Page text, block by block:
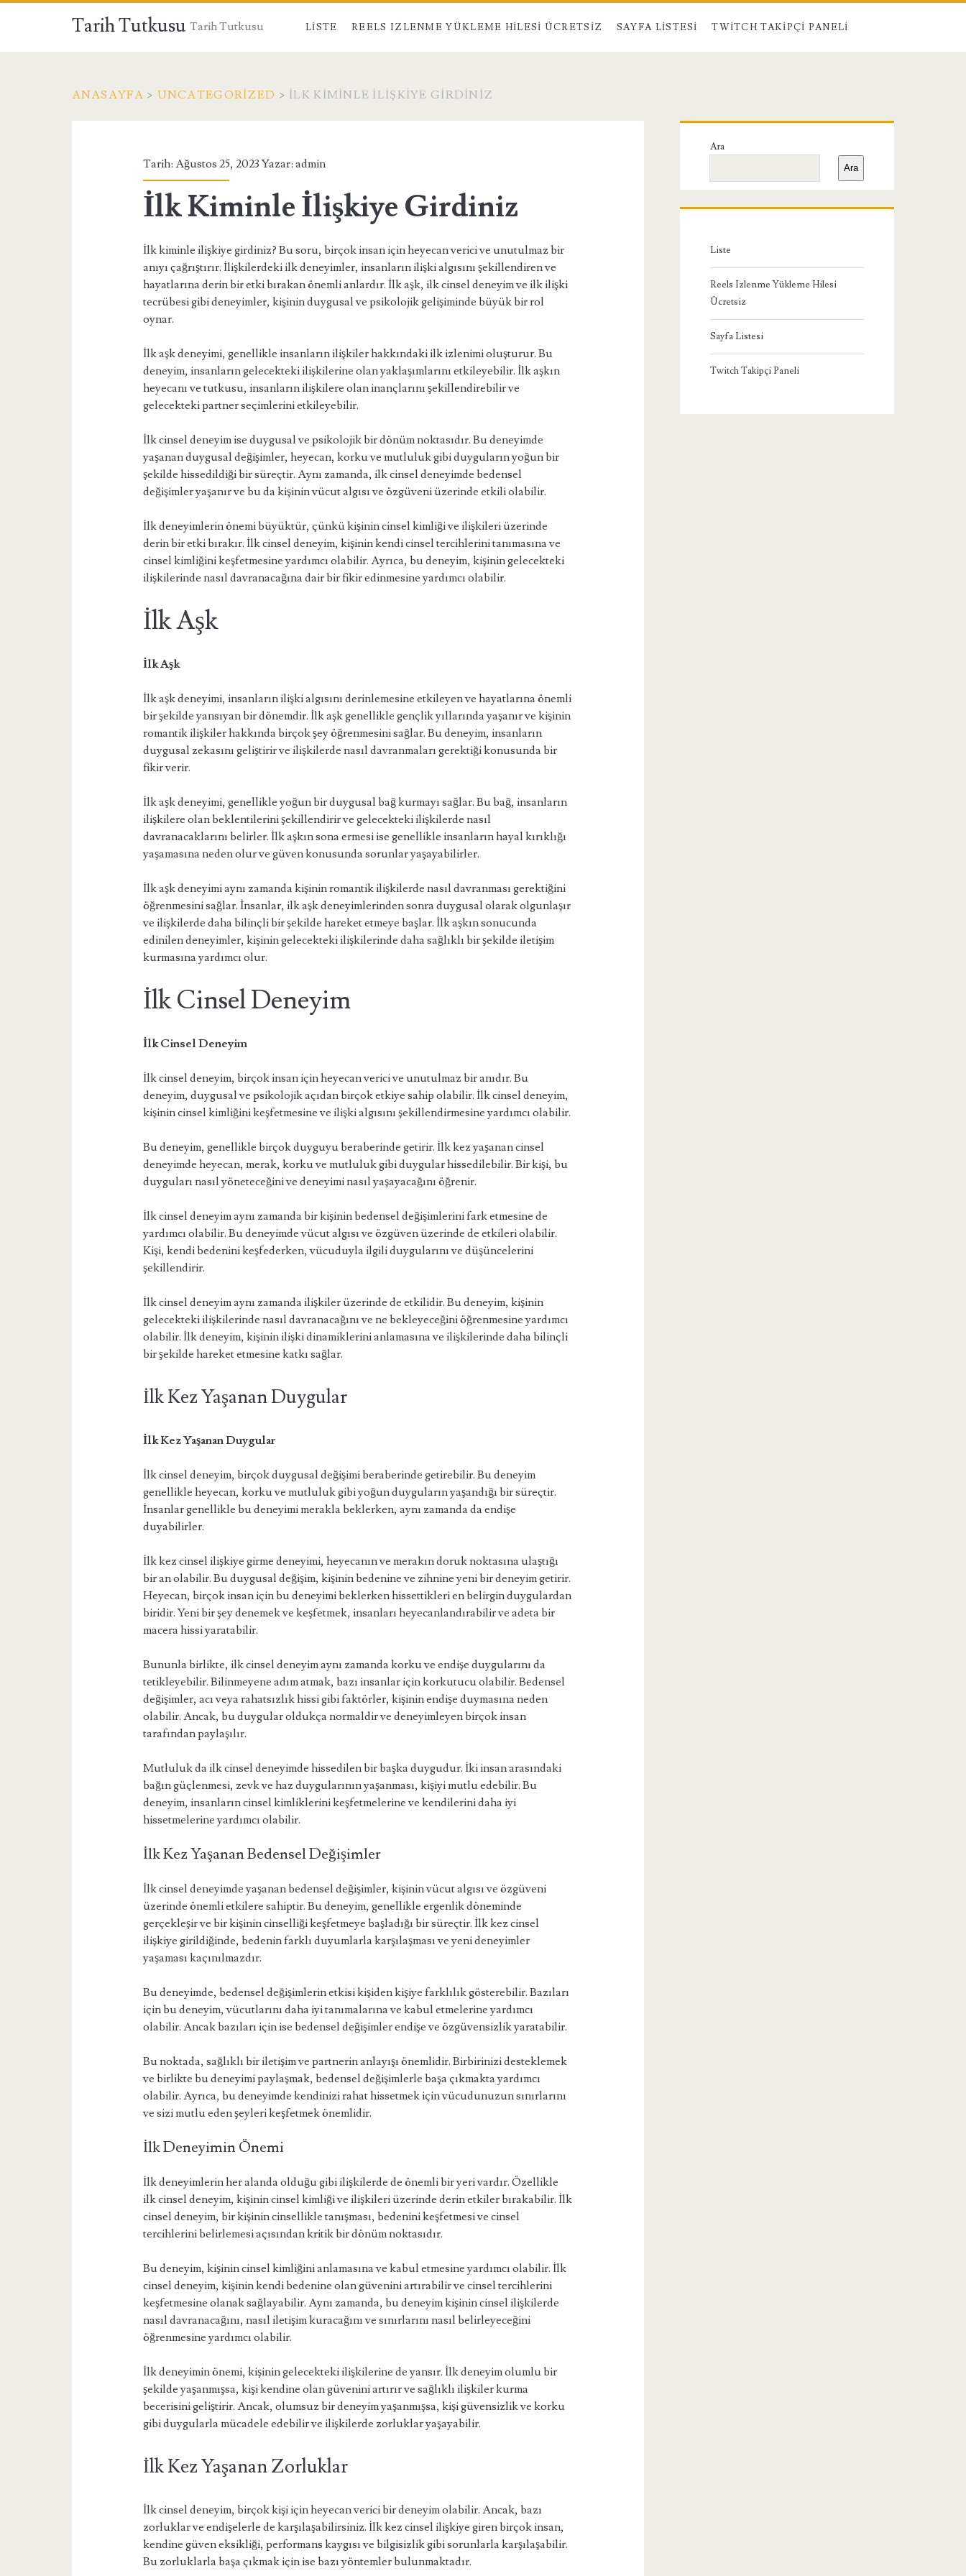
Tarih Tutkusu Tarih Tutkusu LISTE REELS IZLENME YÜKLEME HILESI ÜCRETSIZ SAYFA LISTESI TWITCH TAKIPÇI PANELI
ANASAYFA > UNCATEGORIZED > İLK KIMINLE İLIŞKIYE GIRDINIZ
Tarih: Ağustos 25, 2023 Yazar:admin
İlk Kiminle İlişkiye Girdiniz
İlk kiminle ilişkiye girdiniz? Bu soru, birçok insan için heyecan verici ve unutulmaz bir
anıyı çağrıştırır. İlişkilerdeki ilk deneyimler, insanların ilişki algısını şekillendiren ve
hayatlarına derin bir etki bırakan önemli anlardır. İlk aşk, ilk cinsel deneyim ve ilk ilişki
tecrübesi gibi deneyimler, kişinin duygusal ve psikolojik gelişiminde büyük bir rol
oynar.
İlk aşk deneyimi, genellikle insanların ilişkiler hakkındaki ilk izlenimi oluşturur. Bu
deneyim, insanların gelecekteki ilişkilerine olan yaklaşımlarını etkileyebilir. İlk aşkın
heyecanı ve tutkusu, insanların ilişkilere olan inançlarını şekillendirebilir ve
gelecekteki partner seçimlerini etkileyebilir.
İlk cinsel deneyim ise duygusal ve psikolojik bir dönüm noktasıdır. Bu deneyimde
yaşanan duygusal değişimler, heyecan, korku ve mutluluk gibi duyguların yoğun bir
şekilde hissedildiği bir süreçtir. Aynı zamanda, ilk cinsel deneyimde bedensel
değişimler yaşanır ve bu da kişinin vücut algısı ve özgüveni üzerinde etkili olabilir.
İlk deneyimlerin önemi büyüktür, çünkü kişinin cinsel kimliği ve ilişkileri üzerinde
derin bir etki bırakır. İlk cinsel deneyim, kişinin kendi cinsel tercihlerini tanımasına ve
cinsel kimliğini keşfetmesine yardımcı olabilir. Ayrıca, bu deneyim, kişinin gelecekteki
ilişkilerinde nasıl davranacağına dair bir fikir edinmesine yardımcı olabilir.
İlk Aşk
İlk Aşk
İlk aşk deneyimi, insanların ilişki algısını derinlemesine etkileyen ve hayatlarına önemli
bir şekilde yansıyan bir dönemdir. İlk aşk genellikle gençlik yıllarında yaşanır ve kişinin
romantik ilişkiler hakkında birçok şey öğrenmesini sağlar. Bu deneyim, insanların
duygusal zekasını geliştirir ve ilişkilerde nasıl davranmaları gerektiği konusunda bir
fikir verir.
İlk aşk deneyimi, genellikle yoğun bir duygusal bağ kurmayı sağlar. Bu bağ, insanların
ilişkilere olan beklentilerini şekillendirir ve gelecekteki ilişkilerde nasıl
davranacaklarını belirler. İlk aşkın sona ermesi ise genellikle insanların hayal kırıklığı
yaşamasına neden olur ve güven konusunda sorunlar yaşayabilirler.
İlk aşk deneyimi aynı zamanda kişinin romantik ilişkilerde nasıl davranması gerektiğini
öğrenmesini sağlar. İnsanlar, ilk aşk deneyimlerinden sonra duygusal olarak olgunlaşır
ve ilişkilerde daha bilinçli bir şekilde hareket etmeye başlar. İlk aşkın sonucunda
edinilen deneyimler, kişinin gelecekteki ilişkilerinde daha sağlıklı bir şekilde iletişim
kurmasına yardımcı olur.
İlk Cinsel Deneyim
İlk Cinsel Deneyim
İlk cinsel deneyim, birçok insan için heyecan verici ve unutulmaz bir anıdır. Bu
deneyim, duygusal ve psikolojik açıdan birçok etkiye sahip olabilir. İlk cinsel deneyim,
kişinin cinsel kimliğini keşfetmesine ve ilişki algısını şekillendirmesine yardımcı olabilir.
Bu deneyim, genellikle birçok duyguyu beraberinde getirir. İlk kez yaşanan cinsel
deneyimde heyecan, merak, korku ve mutluluk gibi duygular hissedilebilir. Bir kişi, bu
duyguları nasıl yöneteceğini ve deneyimi nasıl yaşayacağını öğrenir.
İlk cinsel deneyim aynı zamanda bir kişinin bedensel değişimlerini fark etmesine de
yardımcı olabilir. Bu deneyimde vücut algısı ve özgüven üzerinde de etkileri olabilir.
Kişi, kendi bedenini keşfederken, vücuduyla ilgili duygularını ve düşüncelerini
şekillendirir.
İlk cinsel deneyim aynı zamanda ilişkiler üzerinde de etkilidir. Bu deneyim, kişinin
gelecekteki ilişkilerinde nasıl davranacağını ve ne bekleyeceğini öğrenmesine yardımcı
olabilir. İlk deneyim, kişinin ilişki dinamiklerini anlamasına ve ilişkilerinde daha bilinçli
bir şekilde hareket etmesine katkı sağlar.
İlk Kez Yaşanan Duygular
İlk Kez Yaşanan Duygular
İlk cinsel deneyim, birçok duygusal değişimi beraberinde getirebilir. Bu deneyim
genellikle heyecan, korku ve mutluluk gibi yoğun duyguların yaşandığı bir süreçtir.
İnsanlar genellikle bu deneyimi merakla beklerken, aynı zamanda da endişe
duyabilirler.
İlk kez cinsel ilişkiye girme deneyimi, heyecanın ve merakın doruk noktasına ulaştığı
bir an olabilir. Bu duygusal değişim, kişinin bedenine ve zihnine yeni bir deneyim getirir.
Heyecan, birçok insan için bu deneyimi beklerken hissettikleri en belirgin duygulardan
biridir. Yeni bir şey denemek ve keşfetmek, insanları heyecanlandırabilir ve adeta bir
macera hissi yaratabilir.
Bununla birlikte, ilk cinsel deneyim aynı zamanda korku ve endişe duygularını da
tetikleyebilir. Bilinmeyene adım atmak, bazı insanlar için korkutucu olabilir. Bedensel
değişimler, acı veya rahatsızlık hissi gibi faktörler, kişinin endişe duymasına neden
olabilir. Ancak, bu duygular oldukça normaldir ve deneyimleyen birçok insan
tarafından paylaşılır.
Mutluluk da ilk cinsel deneyimde hissedilen bir başka duygudur. İki insan arasındaki
bağın güçlenmesi, zevk ve haz duygularının yaşanması, kişiyi mutlu edebilir. Bu
deneyim, insanların cinsel kimliklerini keşfetmelerine ve kendilerini daha iyi
hissetmelerine yardımcı olabilir.
İlk Kez Yaşanan Bedensel Değişimler
İlk cinsel deneyimde yaşanan bedensel değişimler, kişinin vücut algısı ve özgüveni
üzerinde önemli etkilere sahiptir. Bu deneyim, genellikle ergenlik döneminde
gerçekleşir ve bir kişinin cinselliği keşfetmeye başladığı bir süreçtir. İlk kez cinsel
ilişkiye girildiğinde, bedenin farklı duyumlarla karşılaşması ve yeni deneyimler
yaşaması kaçınılmazdır.
Bu deneyimde, bedensel değişimlerin etkisi kişiden kişiye farklılık gösterebilir. Bazıları
için bu deneyim, vücutlarını daha iyi tanımalarına ve kabul etmelerine yardımcı
olabilir. Ancak bazıları için ise bedensel değişimler endişe ve özgüvensizlik yaratabilir.
Bu noktada, sağlıklı bir iletişim ve partnerin anlayışı önemlidir. Birbirinizi desteklemek
ve birlikte bu deneyimi paylaşmak, bedensel değişimlerle başa çıkmakta yardımcı
olabilir. Ayrıca, bu deneyimde kendinizi rahat hissetmek için vücudunuzun sınırlarını
ve sizi mutlu eden şeyleri keşfetmek önemlidir.
İlk Deneyimin Önemi
İlk deneyimlerin her alanda olduğu gibi ilişkilerde de önemli bir yeri vardır. Özellikle
ilk cinsel deneyim, kişinin cinsel kimliği ve ilişkileri üzerinde derin etkiler bırakabilir. İlk
cinsel deneyim, bir kişinin cinsellikle tanışması, bedenini keşfetmesi ve cinsel
tercihlerini belirlemesi açısından kritik bir dönüm noktasıdır.
Bu deneyim, kişinin cinsel kimliğini anlamasına ve kabul etmesine yardımcı olabilir. İlk
cinsel deneyim, kişinin kendi bedenine olan güvenini artırabilir ve cinsel tercihlerini
keşfetmesine olanak sağlayabilir. Aynı zamanda, bu deneyim kişinin cinsel ilişkilerde
nasıl davranacağını, nasıl iletişim kuracağını ve sınırlarını nasıl belirleyeceğini
öğrenmesine yardımcı olabilir.
İlk deneyimin önemi, kişinin gelecekteki ilişkilerine de yansır. İlk deneyim olumlu bir
şekilde yaşanmışsa, kişi kendine olan güvenini artırır ve sağlıklı ilişkiler kurma
becerisini geliştirir. Ancak, olumsuz bir deneyim yaşanmışsa, kişi güvensizlik ve korku
gibi duygularla mücadele edebilir ve ilişkilerde zorluklar yaşayabilir.
İlk Kez Yaşanan Zorluklar
İlk cinsel deneyim, birçok kişi için heyecan verici bir deneyim olabilir. Ancak, bazı
zorluklar ve endişelerle de karşılaşabilirsiniz. İlk kez cinsel ilişkiye giren birçok insan,
kendine güven eksikliği, performans kaygısı ve bilgisizlik gibi sorunlarla karşılaşabilir.
Bu zorluklarla başa çıkmak için ise bazı yöntemler bulunmaktadır.
Birincil
Yan
Menü
Ara
Ara
Liste
Reels Izlenme Yükleme Hilesi
Ücretsiz
Sayfa Listesi
Twitch Takipçi Paneli